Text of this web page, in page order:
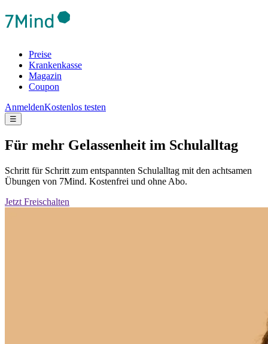
Preise
Krankenkasse
Magazin
Coupon
AnmeldenKostenlos testen
☰
Für mehr Gelassenheit im Schulalltag
Schritt für Schritt zum entspannten Schulalltag mit den achtsamen
Übungen von 7Mind. Kostenfrei und ohne Abo.
Jetzt Freischalten